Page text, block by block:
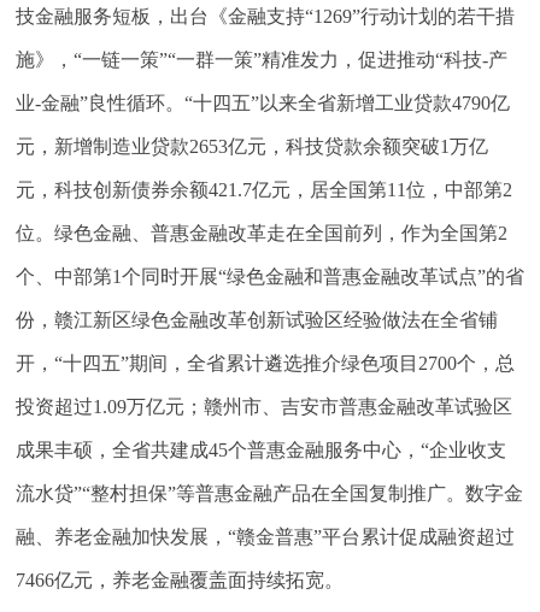
技金融服务短板，出台《金融支持“1269”行动计划的若干措
施》，“一链一策”“一群一策”精准发力，促进推动“科技-产
业-金融”良性循环。“十四五”以来全省新增工业贷款4790亿
元，新增制造业贷款2653亿元，科技贷款余额突破1万亿
元，科技创新债券余额421.7亿元，居全国第11位，中部第2
位。绿色金融、普惠金融改革走在全国前列，作为全国第2
个、中部第1个同时开展“绿色金融和普惠金融改革试点”的省
份，赣江新区绿色金融改革创新试验区经验做法在全省铺
开，“十四五”期间，全省累计遴选推介绿色项目2700个，总
投资超过1.09万亿元；赣州市、吉安市普惠金融改革试验区
成果丰硕，全省共建成45个普惠金融服务中心，“企业收支
流水贷”“整村担保”等普惠金融产品在全国复制推广。数字金
融、养老金融加快发展，“赣金普惠”平台累计促成融资超过
7466亿元，养老金融覆盖面持续拓宽。